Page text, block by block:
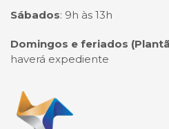
Sábados: 9h às 13h
Domingos e feriados
haverá expediente
Página inicial